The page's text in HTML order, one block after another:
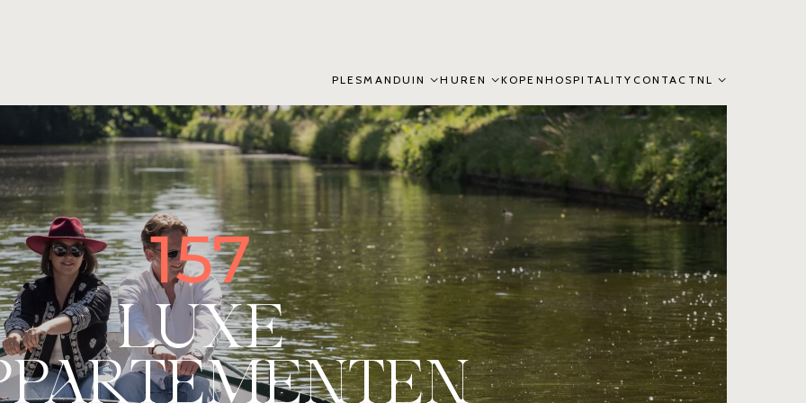
PLESMANDUIN HUREN KOPEN HOSPITALITY CONTACT NL
157
LUXE